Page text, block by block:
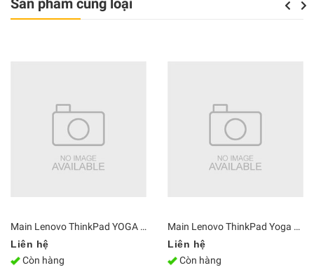
Sản phẩm cùng loại Previous
Main Lenovo ThinkPad YOGA S1 ZIPS1 i7-4600 Ram 8GB LA-A341P
Liên hệ
Còn hàng
Main Lenovo ThinkPad Yoga C930-13IKB i7-8550U Ram 16G NM-B741
Liên hệ
Còn hàng
Next